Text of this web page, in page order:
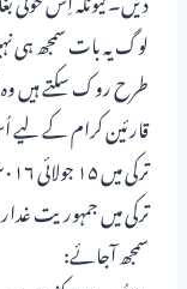
لوگ یہ بات سمجھ ہی
طرح روک سکتے ہیں
قارئین کرام کے
ترکی میں جمہوریت
سمجھ آجائے: